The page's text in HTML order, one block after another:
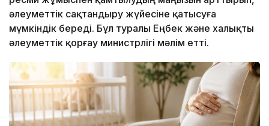
әлеуметтік сақтандыру жүйесіне қатысуға
мүмкіндік береді. Бұл туралы Еңбек және халықты
әлеуметтік қорғау министрлігі мәлім етті.